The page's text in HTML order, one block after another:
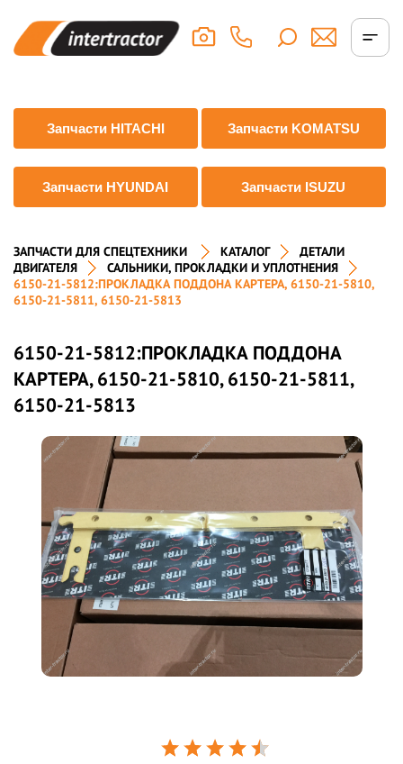
Запчасти HITACHI Запчасти KOMATSU
Запчасти HYUNDAI Запчасти ISUZU
ЗАПЧАСТИ ДЛЯ СПЕЦТЕХНИКИ КАТАЛОГ
ДЕТАЛИ
ДВИГАТЕЛЯ
САЛЬНИКИ, ПРОКЛАДКИ И УПЛОТНЕНИЯ
6150-21-5812:ПРОКЛАДКА ПОДДОНА КАРТЕРА, 6150-21-5810,
6150-21-5811, 6150-21-5813
6150-21-5812:ПРОКЛАДКА ПОДДОНА
КАРТЕРА, 6150-21-5810, 6150-21-5811,
6150-21-5813